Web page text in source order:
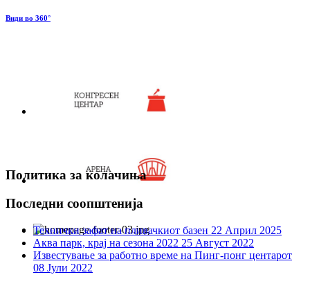
Види во 360°
Политика за колачиња
Последни соопштенија
Технички зафат на пливачкиот базен 22 Април 2025
Аква парк, крај на сезона 2022 25 Август 2022
Известување за работно време на Пинг-понг центарот
08 Јули 2022